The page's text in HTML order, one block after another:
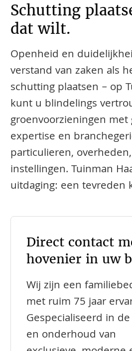
Schutting
dat wilt.
Openheid en
verstand van zaken als
schutting plaatsen – op
kunt u blindelings
groenvoorzieningen
expertise en
particulieren,
instellingen. Tuinman
uitdaging: een tevreden
Direct contact
hovenier in uw
Wij zijn een
met ruim 75 jaar
Gespecialiseerd in
en onderhoud van